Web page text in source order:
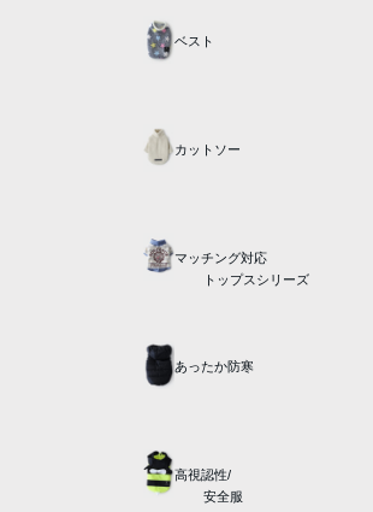
ベスト
カットソー
マッチング対応
トップスシリーズ
あったか防寒
高視認性/
安全服